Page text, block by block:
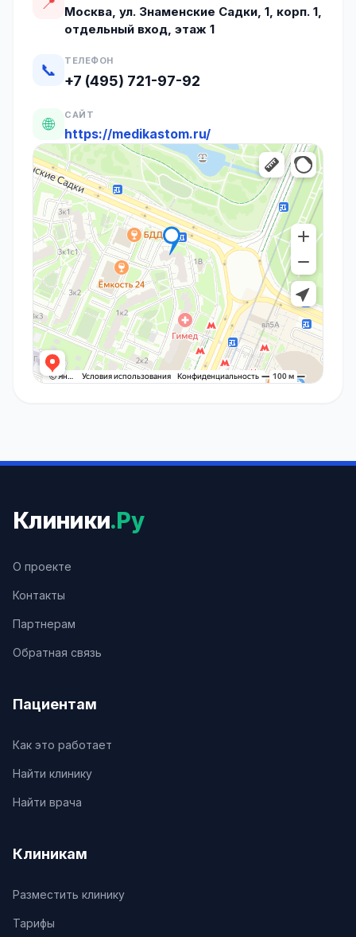
Москва, ул. Знаменские Садки, 1, корп. 1,
отдельный вход, этаж 1
📞 ТЕЛЕФОН
+7 (495) 721-97-92
🌐 САЙТ
https://medikastom.ru/
Клиники.Ру
О проекте
Контакты
Партнерам
Обратная связь
Пациентам
Как это работает
Найти клинику
Найти врача
Клиникам
Разместить клинику
Тарифы